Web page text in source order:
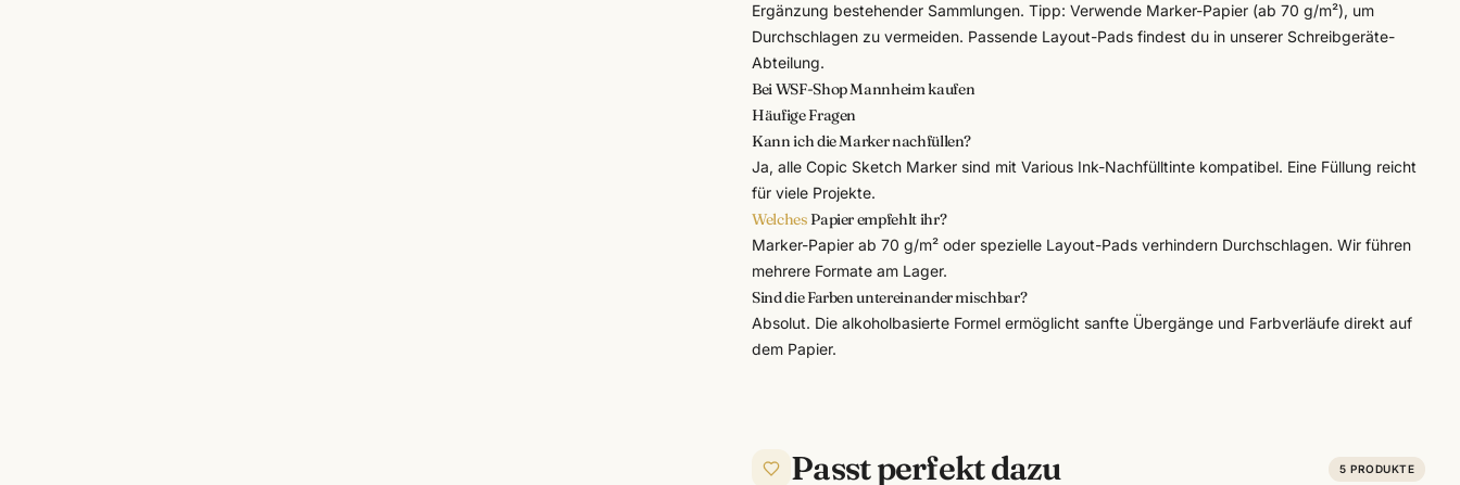
Ergänzung bestehender Sammlungen. Tipp: Verwende Marker-Papier (ab 70 g/m²), um
Durchschlagen zu vermeiden. Passende Layout-Pads findest du in unserer Schreibgeräte-
Abteilung.
Bei WSF-Shop Mannheim kaufen
Häufige Fragen
Kann ich die Marker nachfüllen?
Ja, alle Copic Sketch Marker sind mit Various Ink-Nachfülltinte kompatibel. Eine Füllung reicht
für viele Projekte.
Welches Papier empfehlt ihr?
Marker-Papier ab 70 g/m² oder spezielle Layout-Pads verhindern Durchschlagen. Wir führen
mehrere Formate am Lager.
Sind die Farben untereinander mischbar?
Absolut. Die alkoholbasierte Formel ermöglicht sanfte Übergänge und Farbverläufe direkt auf
dem Papier.
Passt perfekt dazu 5 PRODUKTE